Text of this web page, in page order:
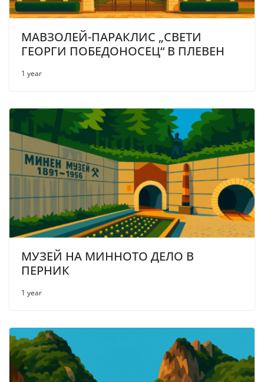
МАВЗОЛЕЙ-ПАРАКЛИС „СВЕТИ
ГЕОРГИ ПОБЕДОНОСЕЦ“ В ПЛЕВЕН
1 year
МУЗЕЙ НА МИННОТО ДЕЛО В
ПЕРНИК
1 year